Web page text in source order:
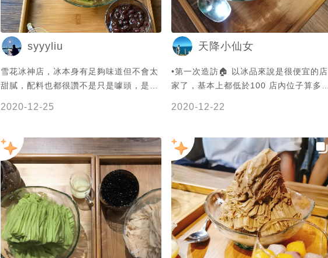
syyyliu
雪花冰神店，冰本身有足夠味道但不會太
甜膩，配料也都很讚不是只是噱頭，是真
2020-12-25
天降小仙女
•第一次造訪🏠 以冰品來說是很便宜的店
家了，基本上都低於100 店內位子算多，
2020-12-22